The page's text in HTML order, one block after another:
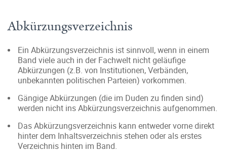
Abkürzungsverzeichnis
Ein Abkürzungsverzeichnis ist sinnvoll, wenn in einem
Band viele auch in der Fachwelt nicht geläufige
Abkürzungen (z.B. von Institutionen, Verbänden,
unbekannten politischen Parteien) vorkommen.
Gängige Abkürzungen (die im Duden zu finden sind)
werden nicht ins Abkürzungsverzeichnis aufgenommen.
Das Abkürzungsverzeichnis kann entweder vorne direkt
hinter dem Inhaltsverzeichnis stehen oder als erstes
Verzeichnis hinten im Band.